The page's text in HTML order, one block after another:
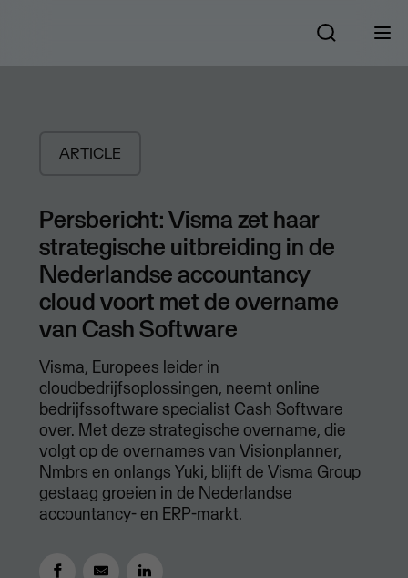
ARTICLE
Persbericht: Visma zet haar
strategische uitbreiding in de
Nederlandse accountancy
cloud voort met de overname
van Cash Software
Visma, Europees leider in
cloudbedrijfsoplossingen, neemt online
bedrijfssoftware specialist Cash Software
over. Met deze strategische overname, die
volgt op de overnames van Visionplanner,
Nmbrs en onlangs Yuki, blijft de Visma Group
gestaag groeien in de Nederlandse
accountancy- en ERP-markt.